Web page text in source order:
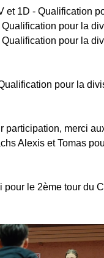
et 1D - Qualification
Qualification pour la
Qualification pour la
pour la
participation, merci
Alexis et Tomas
pour le 2ème tour du